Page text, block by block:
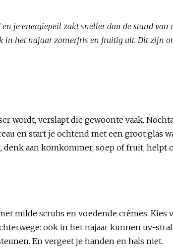
je energiepeil zakt sneller dan de stand
het najaar zomerfris en fruitig uit. Dit zijn
wordt, verslapt die gewoonte vaak.
en start je ochtend met een groot glas
aan komkommer, soep of fruit,
milde scrubs en voedende crèmes.
ook in het najaar kunnen uv-
En vergeet je handen en hals niet.